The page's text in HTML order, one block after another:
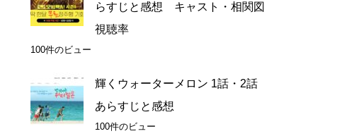
らすじと感想 キャスト・相関図
視聴率
100件のビュー
輝くウォーターメロン 1話・2話
あらすじと感想
100件のビュー